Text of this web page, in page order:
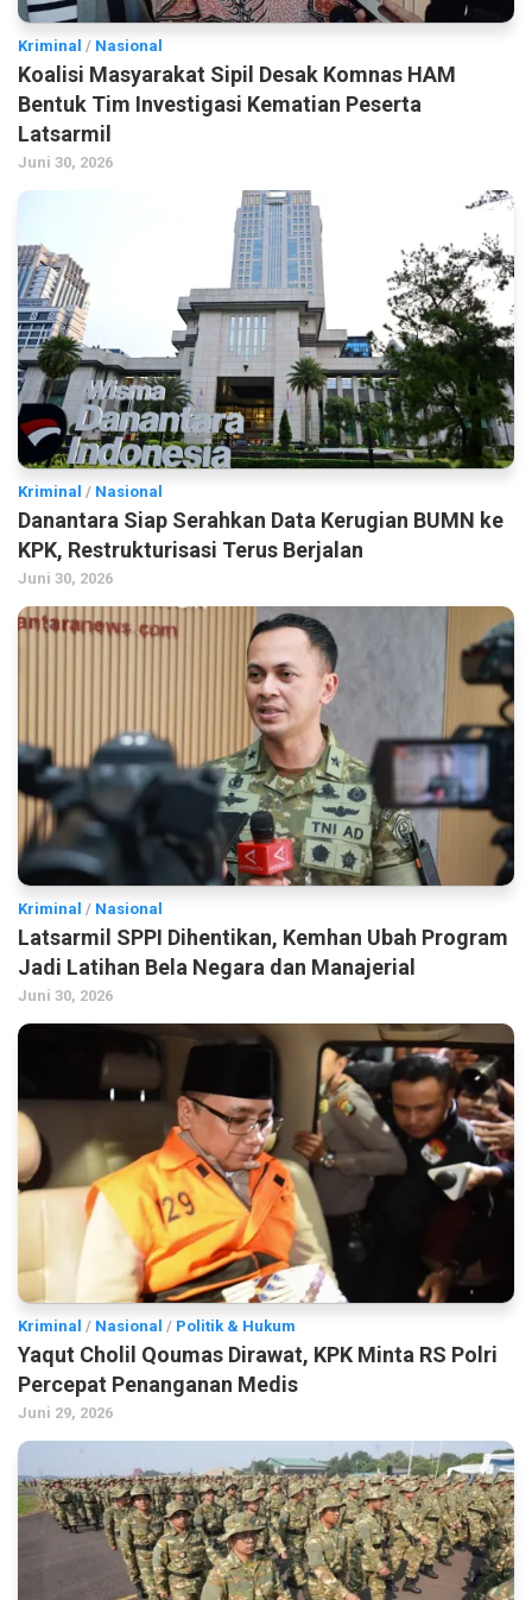
Kriminal / Nasional
Koalisi Masyarakat Sipil Desak Komnas HAM
Bentuk Tim Investigasi Kematian Peserta
Latsarmil
Juni 30, 2026
Kriminal / Nasional
Danantara Siap Serahkan Data Kerugian BUMN ke
KPK, Restrukturisasi Terus Berjalan
Juni 30, 2026
Kriminal / Nasional
Latsarmil SPPI Dihentikan, Kemhan Ubah Program
Jadi Latihan Bela Negara dan Manajerial
Juni 30, 2026
Kriminal / Nasional / Politik & Hukum
Yaqut Cholil Qoumas Dirawat, KPK Minta RS Polri
Percepat Penanganan Medis
Juni 29, 2026